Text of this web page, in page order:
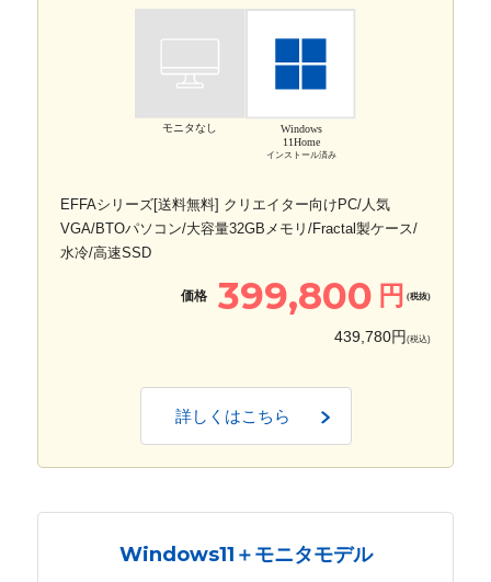
モニタなし
Windows
11Home
インストール済み
EFFAシリーズ[送料無料] クリエイター向けPC/人気
VGA/BTOパソコン/大容量32GBメモリ/Fractal製ケース/
水冷/高速SSD
価格 399,800 円 (税抜)
439,780円 (税込)
詳しくはこちら
Windows11＋モニタモデル